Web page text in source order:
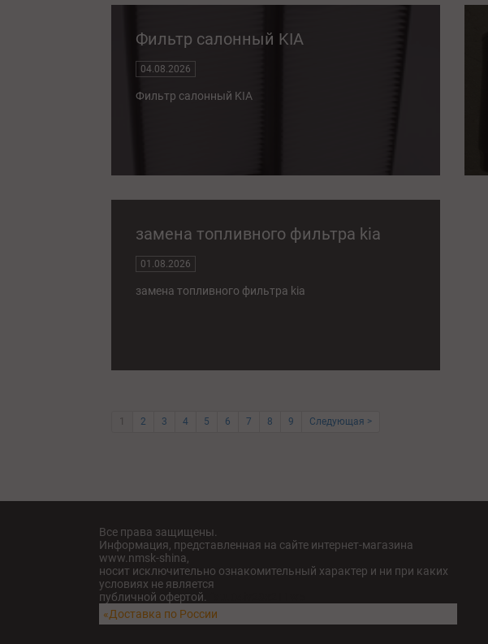
Фильтр салонный KIA
04.08.2026
Фильтр салонный KIA
замена топливного фильтра kia
01.08.2026
замена топливного фильтра kia
1 2 3 4 5 6 7 8 9 Следующая >
Все права защищены.
Информация, представленная на сайте интернет-магазина
www.nmsk-shina,
носит исключительно ознакомительный характер и ни при каких
условиях не является
публичной офертой.
«Доставка по России